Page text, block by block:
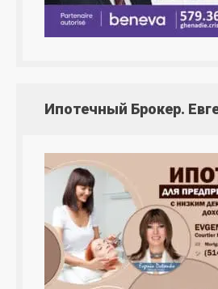
Ипотечный Брокер.